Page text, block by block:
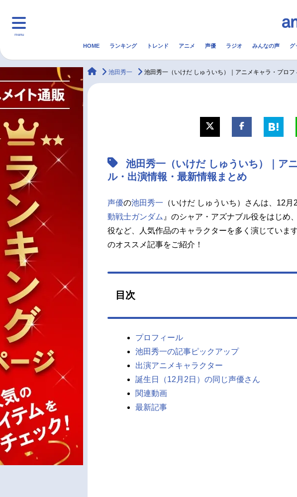
menu
マンガ・ラノベ
声優記事一覧
アニメ
男性声
HOME ランキング トレンド アニメ 声優 ラジオ みんなの声 グ
animateTimes
池田秀一 池田秀一（いけだ しゅういち）｜アニメキャラ・プロ
池田秀一（いけだ しゅういち）｜ア
ル・出演情報・最新情報まとめ
声優の池田秀一 （いけだ しゅういち）さんは、12
動戦士ガンダム 』のシャア・アズナブル役をはじめ
役など、人気作品のキャラクターを多く演じていま
のオススメ記事をご紹介！
目次
プロフィール
池田秀一の記事ピックアップ
出演アニメキャラクター
誕生日（12月2日）の同じ声優さん
関連動画
最新記事